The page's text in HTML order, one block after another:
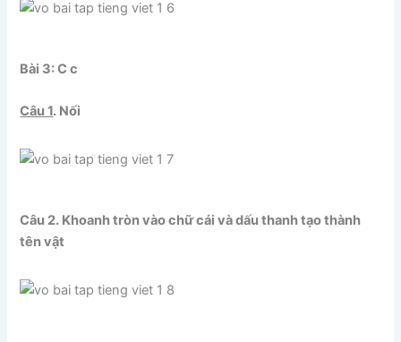
Bài 3: C c
Câu 1. Nối
Câu 2. Khoanh tròn vào chữ cái và dấu thanh tạo thành
tên vật